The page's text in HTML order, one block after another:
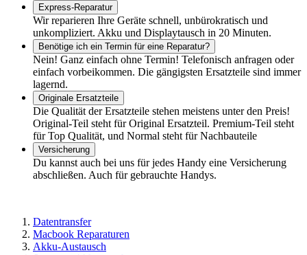
Express-Reparatur
Wir reparieren Ihre Geräte schnell, unbürokratisch und
unkompliziert. Akku und Displaytausch in 20 Minuten.
Benötige ich ein Termin für eine Reparatur?
Nein! Ganz einfach ohne Termin! Telefonisch anfragen oder
einfach vorbeikommen. Die gängigsten Ersatzteile sind immer
lagernd.
Originale Ersatzteile
Die Qualität der Ersatzteile stehen meistens unter den Preis!
Original-Teil steht für Original Ersatzteil. Premium-Teil steht
für Top Qualität, und Normal steht für Nachbauteile
Versicherung
Du kannst auch bei uns für jedes Handy eine Versicherung
abschließen. Auch für gebrauchte Handys.
Datentransfer
Macbook Reparaturen
Akku-Austausch